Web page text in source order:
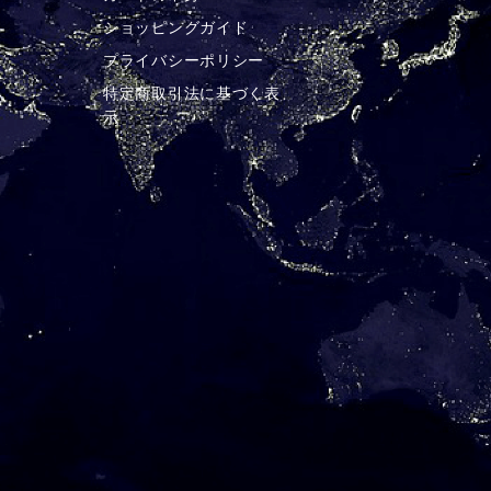
ショッピングガイド
プライバシーポリシー
特定商取引法に基づく表
示